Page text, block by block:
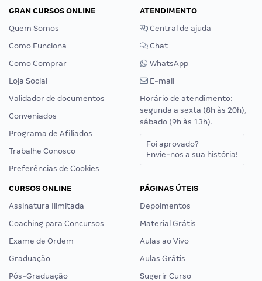
GRAN CURSOS ONLINE
Quem Somos
Como Funciona
Como Comprar
Loja Social
Validador de documentos
Conveniados
Programa de Afiliados
Trabalhe Conosco
Preferências de Cookies
ATENDIMENTO
Central de ajuda
Chat
WhatsApp
E-mail
Horário de atendimento:
segunda a sexta (8h às 20h),
sábado (9h às 13h).
Foi aprovado?
Envie-nos a sua história!
CURSOS ONLINE
Assinatura Ilimitada
Coaching para Concursos
Exame de Ordem
Graduação
Pós-Graduação
PÁGINAS ÚTEIS
Depoimentos
Material Grátis
Aulas ao Vivo
Aulas Grátis
Sugerir Curso